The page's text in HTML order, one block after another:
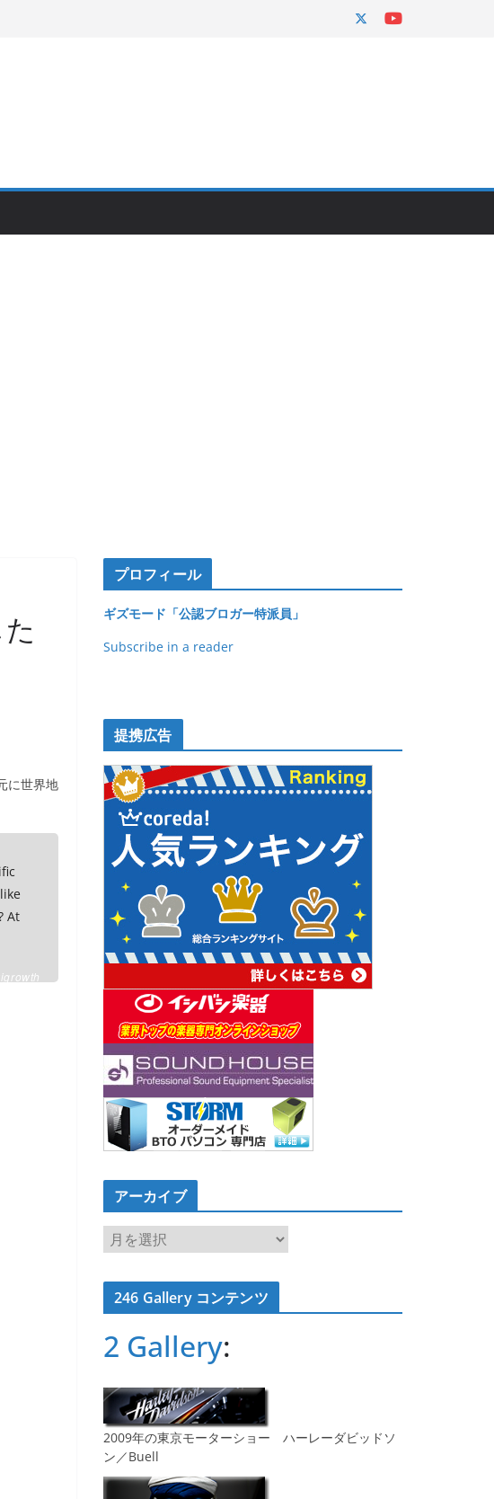
に世界地
At
プロフィール
ギズモード「公認ブロガー特派員」
Subscribe in a reader
提携広告
アーカイブ
ア
ー
カ
イ246 Gallery コンテンツ
2 Gallery:
2009年の東京モーターショー ハーレーダビッドソ
ン／Buell